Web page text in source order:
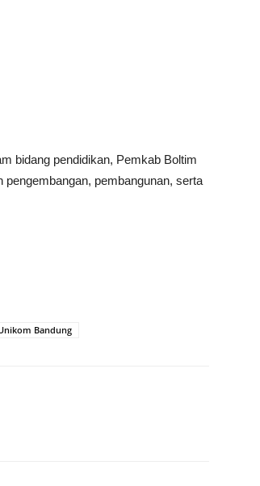
bidang pendidikan, Pemkab Boltim
pembangunan, serta
Bandung